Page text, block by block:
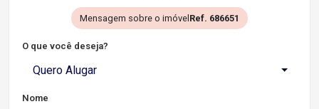
Mensagem sobre o imóvel Ref. 686651
O que você deseja?
Quero Alugar
Nome